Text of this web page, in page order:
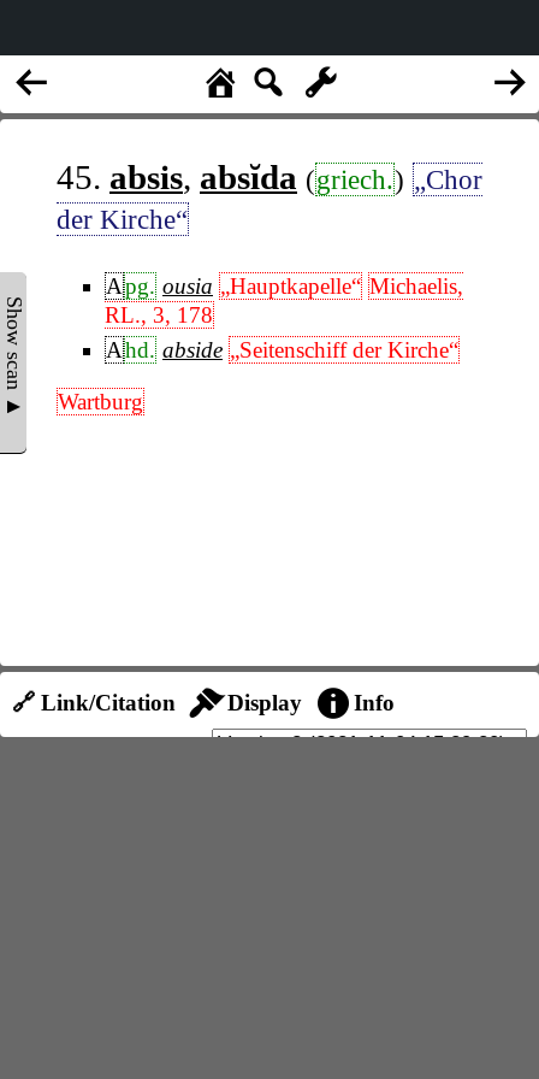
Show scan ▲
45. absis, absĭda (griech.) „Chor
der Kirche“
Apg. ousia „Hauptkapelle“ Michaelis,
RL., 3, 178
Ahd. abside „Seitenschiff der Kirche“
Wartburg
🔗 Link/Citation Display Info